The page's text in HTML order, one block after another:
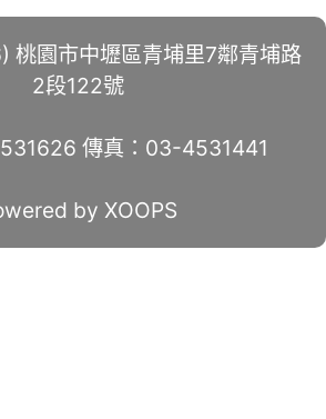
桃園市中壢區青埔里7鄰青埔路
2段122號
傳真：03-4531441
by XOOPS